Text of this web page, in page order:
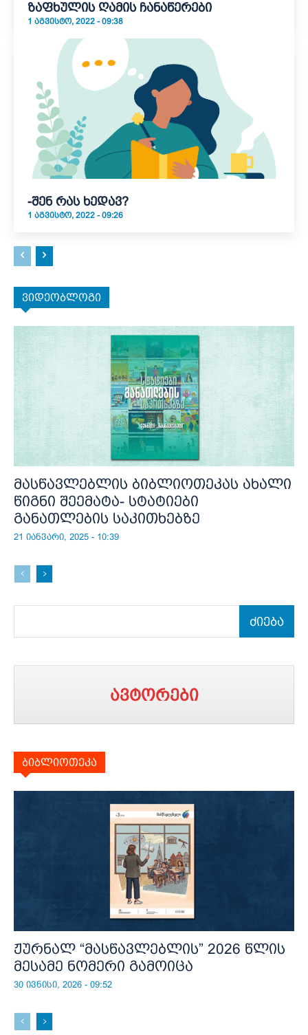
ზაფხულის ღამის ჩანაწერები
1 ᲐᲒᲕᲘᲡᲢᲝ, 2022 - 09:38
-შენ რას ხედავ?
1 ᲐᲒᲕᲘᲡᲢᲝ, 2022 - 09:26
ვიდეობლოგი
მასწავლებლის ბიბლიოთეკას ახალი
წიგნი შეემატა- სტატიები
განათლების საკითხებზე
21 იანვარი, 2025 - 10:39
ძიება
ავტორები
ბიბლიოთეკა
ჟურნალ “მასწავლებლის” 2026 წლის
მესამე ნომერი გამოიცა
30 ივნისი, 2026 - 09:52